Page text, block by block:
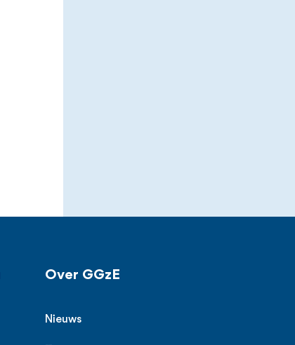
Over GGzE
Nieuws